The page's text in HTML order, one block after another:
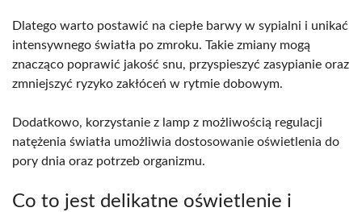
Dlatego warto postawić na ciepłe barwy w sypialni i unikać
intensywnego światła po zmroku. Takie zmiany mogą
znacząco poprawić jakość snu, przyspieszyć zasypianie oraz
zmniejszyć ryzyko zakłóceń w rytmie dobowym.
Dodatkowo, korzystanie z lamp z możliwością regulacji
natężenia światła umożliwia dostosowanie oświetlenia do
pory dnia oraz potrzeb organizmu.
Co to jest delikatne oświetlenie i